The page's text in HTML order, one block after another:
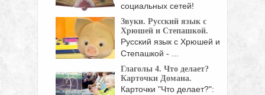
социальных сетей!
Звуки. Русский язык с
Хрюшей и Степашкой.
Русский язык с Хрюшей и
Степашкой - ...
Глаголы 4. Что делает?
Карточки Домана.
Карточки "Что делает?":